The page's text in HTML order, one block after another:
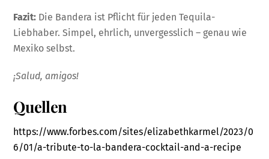
Fazit: Die Bandera ist Pflicht für jeden Tequila-
Liebhaber. Simpel, ehrlich, unvergesslich – genau wie
Mexiko selbst.
¡Salud, amigos!
Quellen
https://www.forbes.com/sites/elizabethkarmel/2023/0
6/01/a-tribute-to-la-bandera-cocktail-and-a-recipe